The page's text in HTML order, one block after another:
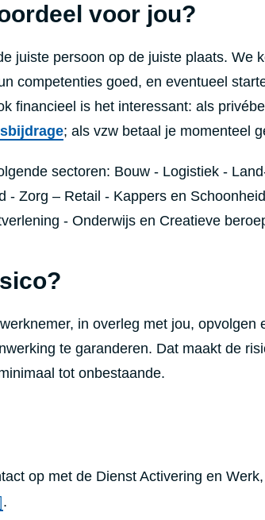
voor jou?
juiste persoon op de juiste plaats. We
competenties goed, en eventueel
financieel is het interessant: als
; als vzw betaal je momenteel
sectoren: Bouw - Logistiek -
- Zorg – Retail - Kappers en
- Onderwijs en Creatieve
in overleg met jou, opvolgen
te garanderen. Dat maakt de
tot onbestaande.
op met de Dienst Activering en Werk,
.